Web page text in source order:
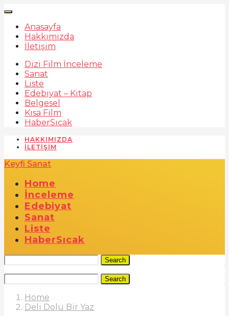
Anasayfa
Hakkımızda
İletişim
Dizi Film İnceleme
Sanat
Liste
Edebiyat – Kitap
Belgesel
Kısa Film
HaberSıcak
HAKKIMIZDA
İLETIŞIM
Keyfi Sanat
Home
İnceleme
Edebiyat
Sanat
Liste
HaberSıcak
Search
Search
Home
Deli Dolu Bir Yaz